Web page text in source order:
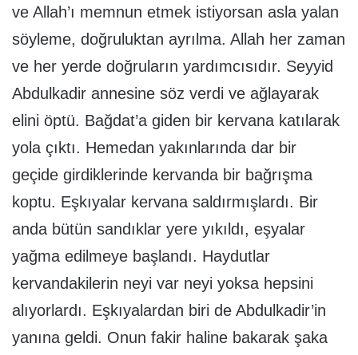
ve Allah’ı memnun etmek istiyorsan asla yalan
söyleme, doğruluktan ayrılma. Allah her zaman
ve her yerde doğruların yardımcısıdır. Seyyid
Abdulkadir annesine söz verdi ve ağlayarak
elini öptü. Bağdat’a giden bir kervana katılarak
yola çıktı. Hemedan yakınlarında dar bir
geçide girdiklerinde kervanda bir bağrışma
koptu. Eşkıyalar kervana saldırmışlardı. Bir
anda bütün sandıklar yere yıkıldı, eşyalar
yağma edilmeye başlandı. Haydutlar
kervandakilerin neyi var neyi yoksa hepsini
alıyorlardı. Eşkıyalardan biri de Abdulkadir’in
yanına geldi. Onun fakir haline bakarak şaka